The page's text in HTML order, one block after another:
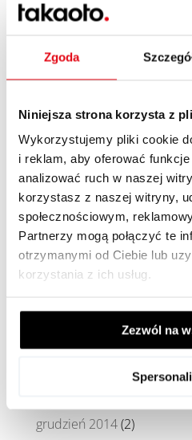
Zgoda
Niniejsza strona korzysta z
Wykorzystujemy pliki cookie
i reklam, aby oferować
analizować ruch w naszej
korzystasz z naszej witryny,
społecznościowym,
Partnerzy mogą połączyć te
otrzymanymi od Ciebie lub
korzystania z ich usług.
Zezwól na
lipiec 2016(2)
maj 2016
kwiecień 2016
marzec 2016
(1)
luty 2016(4)
listopad 2015(3)
październik 2015 (2)
lipiec 2015(1)
czerwiec 2015(1)
maj 2015(2)
kwiecień 2015(5)
(1)
grudzień 2014(2)